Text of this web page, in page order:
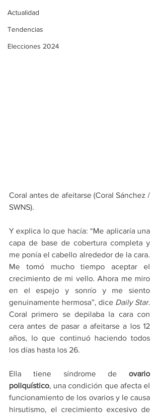
Actualidad
Tendencias
Elecciones 2024
Coral antes de afeitarse (Coral Sánchez /
SWNS).
Y explica lo que hacía: “Me aplicaría una
capa de base de cobertura completa y
me ponía el cabello alrededor de la cara.
Me tomó mucho tiempo aceptar el
crecimiento de mi vello. Ahora me miro
en el espejo y sonrío y me siento
genuinamente hermosa”, dice Daily Star.
Coral primero se depilaba la cara con
cera antes de pasar a afeitarse a los 12
años, lo que continuó haciendo todos
los días hasta los 26.
Ella tiene síndrome de ovario
poliquístico, una condición que afecta el
funcionamiento de los ovarios y le causa
hirsutismo, el crecimiento excesivo de